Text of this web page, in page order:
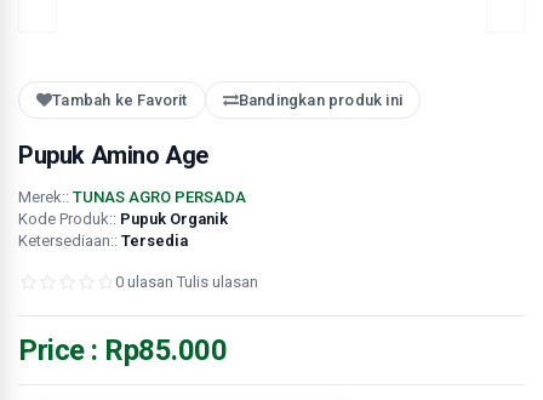
Tambah ke Favorit Bandingkan produk ini
Pupuk Amino Age
Merek:: TUNAS AGRO PERSADA
Kode Produk:: Pupuk Organik
Ketersediaan:: Tersedia
0 ulasan Tulis ulasan
Price : Rp85.000